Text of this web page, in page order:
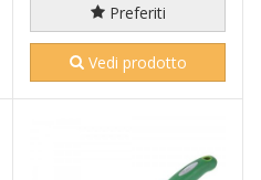
Preferiti
Vedi prodotto